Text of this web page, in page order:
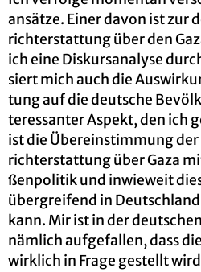
an­sät­ze. Einer davon ist
richt­erstat­tung über den
ich eine Dis­kurs­ana­ly­se
siert mich auch die
tung auf die deut­sche
ter­es­san­ter As­pekt, den ich
ist die Über­ein­stim­mung
richt­erstat­tung über Gaza
ßen­po­li­tik und in­wie­weit
über­grei­fend in
kann. Mir ist in der
näm­lich auf­ge­fal­len, dass
wirk­lich in Frage ge­stellt